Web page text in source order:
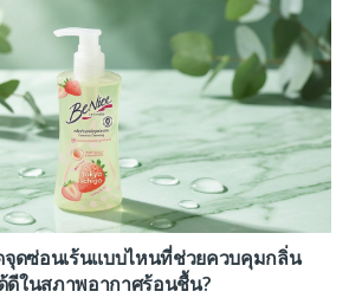
ดซ่อนเร้นแบบไหนที่ช่วยควบคุมกลิ่น
ในสภาพอากาศร้อนชื้น?